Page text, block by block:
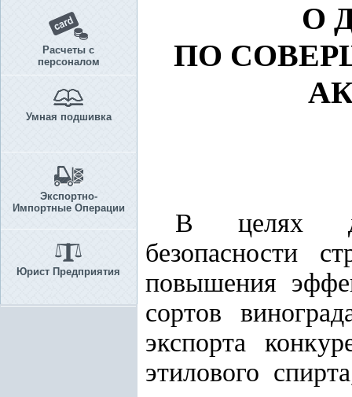
Расчеты с
персоналом
Умная подшивка
Экспортно-
Импортные Операции
Юрист Предприятия
О
ПО
В целях
безопасности
повышения
сортов
экспорта
этилового